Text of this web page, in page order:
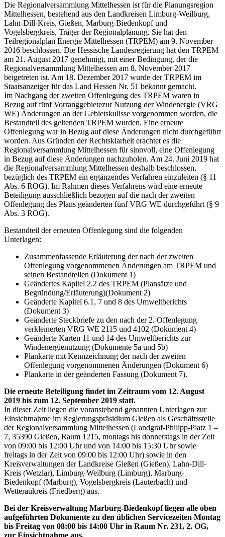
Die Regionalversammlung Mittelhessen ist für die Planungsregion
Mittelhessen, bestehend aus den Landkreisen Limburg-Weilburg,
Lahn-Dill-Kreis, Gießen, Marburg-Biedenkopf und
Vogelsbergkreis, Träger der Regionalplanung. Sie hat den
Teilregionalplan Energie Mittelhessen (TRPEM) am 9. November
2016 beschlossen. Die Hessische Landesregierung hat den TRPEM
am 21. August 2017 genehmigt, mit einer Bedingung, der die
Regionalversammlung Mittelhessen am 8. November 2017
beigetreten ist. Am 18. Dezember 2017 wurde der TRPEM im
Staatsanzeiger für das Land Hessen Nr. 51 bekannt gemacht.
Im Nachgang der zweiten Offenlegung des TRPEM waren in
Bezug auf fünf Vorranggebietezur Nutzung der Windenergie (VRG
WE) Änderungen an der Gebietskulisse vorgenommen worden, die
Bestandteil des geltenden TRPEM wurden. Eine erneute
Offenlegung war in Bezug auf diese Änderungen nicht durchgeführt
worden. Aus Gründen der Rechtsklarheit erachtet es die
Regionalversammlung Mittelhessen für sinnvoll, eine Offenlegung
in Bezug auf diese Änderungen nachzuholen. Am 24. Juni 2019 hat
die Regionalversammlung Mittelhessen deshalb beschlossen,
bezüglich des TRPEM ein ergänzendes Verfahren einzuleiten (§ 11
Abs. 6 ROG). Im Rahmen dieses Verfahrens wird eine erneute
Beteiligung ausschließlich bezogen auf die nach der zweiten
Offenlegung des Plans geänderten fünf VRG WE durchgeführt (§ 9
Abs. 3 ROG).
Bestandteil der erneuten Offenlegung sind die folgenden
Unterlagen:
Zusammenfassende Erläuterung der nach der zweiten
Offenlegung vorgenommenen Änderungen am TRPEM und
seinen Bestandteilen (Dokument 1)
Geändertes Kapitel 2.2 des TRPEM (Plansätze und
Begründung/Erläuterung)(Dokument 2)
Geänderte Kapitel 6.1, 7 und 8 des Umweltberichts
(Dokument 3)
Geänderte Steckbriefe zu den nach der 2. Offenlegung
verkleinerten VRG WE 2115 und 4102 (Dokument 4)
Geänderte Karten 11 und 14 des Umweltberichts zur
Windenergienutzung (Dokumente 5a und 5b)
Plankarte mit Kennzeichnung der nach der zweiten
Offenlegung vorgenommenen Änderungen (Dokument 6)
Plankarte in der geänderten Fassung (Dokument 7).
Die erneute Beteiligung findet im Zeitraum vom 12. August
2019 bis zum 12. September 2019 statt.
In dieser Zeit liegen die voranstehend genannten Unterlagen zur
Einsichtnahme im Regierungspräsidium Gießen als Geschäftsstelle
der Regionalversammlung Mittelhessen (Landgraf-Philipp-Platz 1 –
7, 35390 Gießen, Raum 1215, montags bis donnerstags in der Zeit
von 09:00 bis 12:00 Uhr und von 14:00 bis 15:30 Uhr sowie
freitags in der Zeit von 09:00 bis 12:00 Uhr) sowie in den
Kreisverwaltungen der Landkreise Gießen (Gießen), Lahn-Dill-
Kreis (Wetzlar), Limburg-Weilburg (Limburg), Marburg-
Biedenkopf (Marburg), Vogelsbergkreis (Lauterbach) und
Wetteraukreis (Friedberg) aus.
Bei der Kreisverwaltung Marburg-Biedenkopf liegen alle oben
aufgeführten Dokumente zu den üblichen Servicezeiten Montag
bis Freitag von 08:00 bis 14:00 Uhr in Raum Nr. 231, 2. OG,